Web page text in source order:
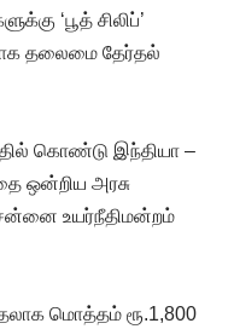
‘பூத் சிலிப்’
தலைமை தேர்தல்
கொண்டு இந்தியா –
ஒன்றிய அரசு
உயர்நீதிமன்றம்
மொத்தம் ரூ.1,800